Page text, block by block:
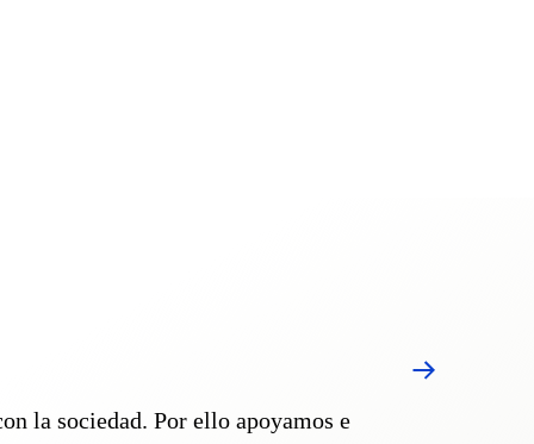
la sociedad. Por ello apoyamos e